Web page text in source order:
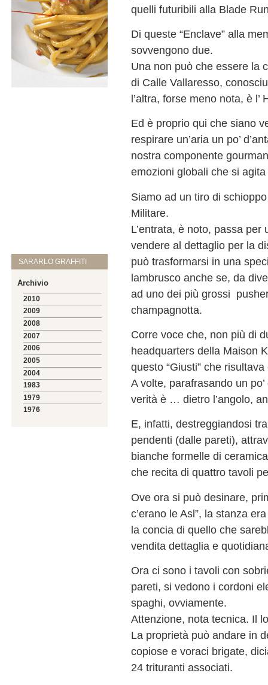
SARARLO GRAFFITI
Archivio
2010
2009
2008
2007
2006
2005
2004
1983
1979
1976
quelli futuribili alla Blade
Di queste “Enclave” alla
sovvengono due.
Una non può che essere la
di Calle Vallaresso,
l’altra, forse meno nota, è
Ed è proprio qui che siano
respirare un’aria un po’
nostra componente
emozioni globali che si
Siamo ad un tiro di
Militare.
L’entrata, è noto, passa
vendere al dettaglio per la
può trasformarsi in una
lambrusco anche se, da
ad uno dei più grossi
champagnotta.
Corre voce che, non più di
headquarters della Maison
questo “Giusti” che
A volte, parafrasando un
verità è … dietro l’angolo,
E, infatti, destreggiandosi
pendenti (dalle pareti),
bianche formelle di
che recita di quattro tavoli
Ove ora si può desinare,
c’erano le Asl”, la stanza
la concia di quello che
vendita dettaglia e
Ora ci sono i tavoli con
pareti, si vedono i cordoni
spaghi, ovviamente.
Attenzione, nota tecnica. Il
La proprietà può andare in
copiose e voraci brigate,
24 trituranti associati.